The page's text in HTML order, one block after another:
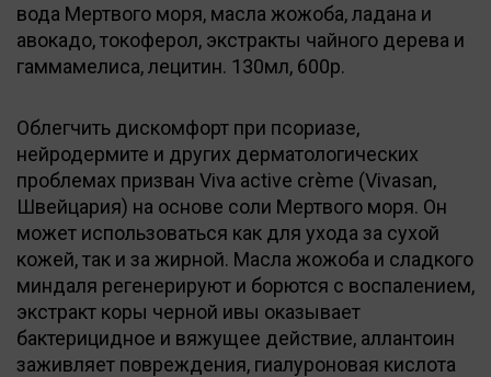
вода Мертвого моря, масла жожоба, ладана и
авокадо, токоферол, экстракты чайного дерева и
гаммамелиса, лецитин. 130мл, 600р.
Облегчить дискомфорт при псориазе,
нейродермите и других дерматологических
проблемах призван Viva active crème (Vivasan,
Швейцария) на основе соли Мертвого моря. Он
может использоваться как для ухода за сухой
кожей, так и за жирной. Масла жожоба и сладкого
миндаля регенерируют и борются с воспалением,
экстракт коры черной ивы оказывает
бактерицидное и вяжущее действие, аллантоин
заживляет повреждения, гиалуроновая кислота